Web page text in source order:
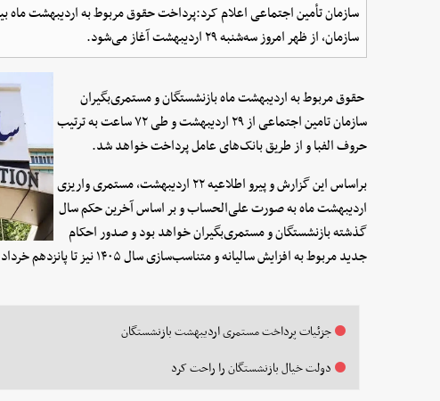
سازمان، از ظهر امروز سه‌شنبه ۲۹ اردیبهشت آغاز می‌شود.
حقوق مربوط به اردیبهشت ماه بازنشستگان و مستمری‌بگیران
سازمان تامین اجتماعی از ۲۹ اردیبهشت و طی ۷۲ ساعت به ترتیب
حروف الفبا و از طریق بانک‌های عامل پرداخت خواهد شد.
براساس این گزارش و پیرو اطلاعیه ۲۲ اردیبهشت، مستمری واریزی
اردیبهشت ماه به صورت علی‌الحساب و بر اساس آخرین حکم سال
گذشته بازنشستگان و مستمری‌بگیران خواهد بود و صدور احکام
جدید مربوط به افزایش سالیانه و متناسب‌سازی سال ۱۴۰۵ نیز تا پانزدهم خرداد انجام خواهد شد.
جزئیات پرداخت مستمری اردیبهشت بازنشستگان
دولت خیال بازنشستگان را راحت کرد